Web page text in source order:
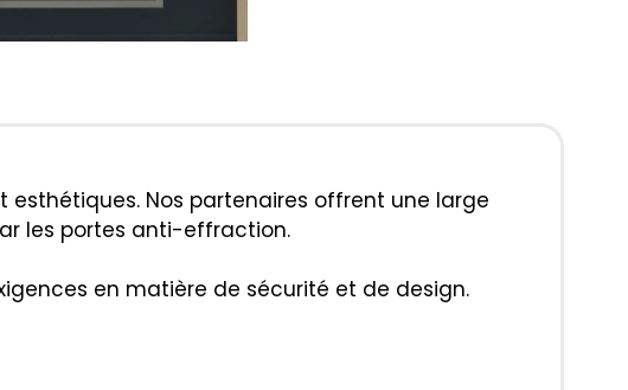
Nos partenaires offrent une large
les portes anti-effraction.
en matière de sécurité et de design.